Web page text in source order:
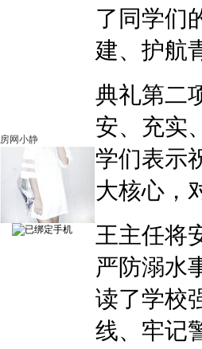
房网小静
了同学们
建、护航
典礼第二
安、充实
学们表示
大核心，
王主任将
严防溺水
读了学校
线、牢记